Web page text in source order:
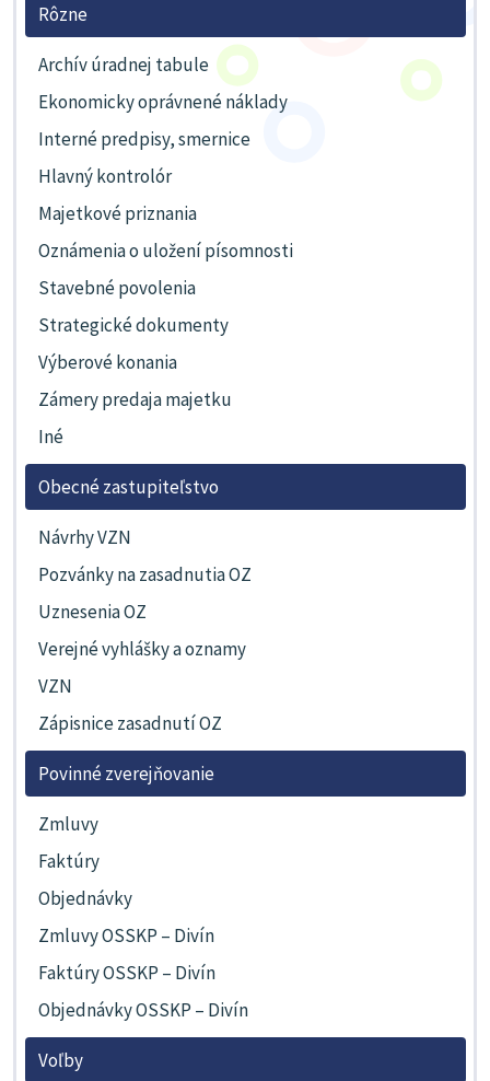
Rôzne
Archív úradnej tabule
Ekonomicky oprávnené náklady
Interné predpisy, smernice
Hlavný kontrolór
Majetkové priznania
Oznámenia o uložení písomnosti
Stavebné povolenia
Strategické dokumenty
Výberové konania
Zámery predaja majetku
Iné
Obecné zastupiteľstvo
Návrhy VZN
Pozvánky na zasadnutia OZ
Uznesenia OZ
Verejné vyhlášky a oznamy
VZN
Zápisnice zasadnutí OZ
Povinné zverejňovanie
Zmluvy
Faktúry
Objednávky
Zmluvy OSSKP – Divín
Faktúry OSSKP – Divín
Objednávky OSSKP – Divín
Voľby